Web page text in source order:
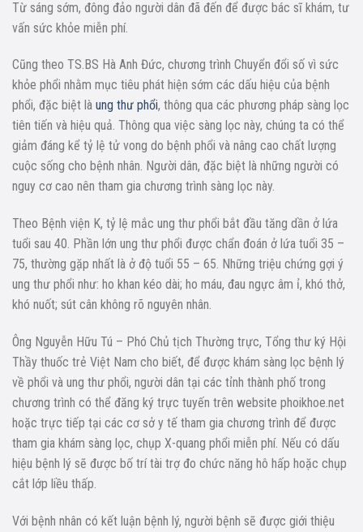
Từ sáng sớm, đông đảo người dân đã đến để được bác sĩ khám, tư
vấn sức khỏe miễn phí.
Cũng theo TS.BS Hà Anh Đức, chương trình Chuyển đổi số vì sức
khỏe phổi nhằm mục tiêu phát hiện sớm các dấu hiệu của bệnh
phổi, đặc biệt là ung thư phổi, thông qua các phương pháp sàng lọc
tiên tiến và hiệu quả. Thông qua việc sàng lọc này, chúng ta có thể
giảm đáng kể tỷ lệ tử vong do bệnh phổi và nâng cao chất lượng
cuộc sống cho bệnh nhân. Người dân, đặc biệt là những người có
nguy cơ cao nên tham gia chương trình sàng lọc này.
Theo Bệnh viện K, tỷ lệ mắc ung thư phổi bắt đầu tăng dần ở lứa
tuổi sau 40. Phần lớn ung thư phổi được chẩn đoán ở lứa tuổi 35 –
75, thường gặp nhất là ở độ tuổi 55 – 65. Những triệu chứng gợi ý
ung thư phổi như: ho khan kéo dài; ho máu, đau ngực âm ỉ, khó thở,
khó nuốt; sút cân không rõ nguyên nhân.
Ông Nguyễn Hữu Tú – Phó Chủ tịch Thường trực, Tổng thư ký Hội
Thầy thuốc trẻ Việt Nam cho biết, để được khám sàng lọc bệnh lý
về phổi và ung thư phổi, người dân tại các tỉnh thành phố trong
chương trình có thể đăng ký trực tuyến trên website phoikhoe.net
hoặc trực tiếp tại các cơ sở y tế tham gia chương trình để được
tham gia khám sàng lọc, chụp X-quang phổi miễn phí. Nếu có dấu
hiệu bệnh lý sẽ được bố trí tài trợ đo chức năng hô hấp hoặc chụp
cắt lớp liều thấp.
Với bệnh nhân có kết luận bệnh lý, người bệnh sẽ được giới thiệu